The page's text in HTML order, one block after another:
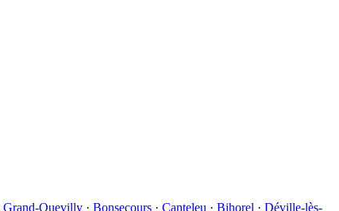
Grand-Quevilly · Bonsecours · Canteleu · Bihorel · Déville-lès-